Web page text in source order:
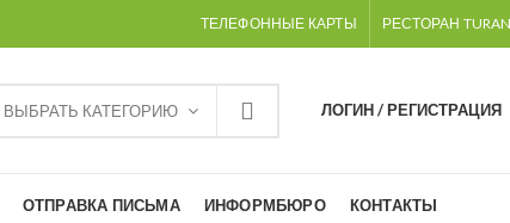
ТЕЛЕФОННЫЕ КАРТЫ РЕСТОРАН
ВЫБРАТЬ КАТЕГОРИЮ ЛОГИН / РЕГИСТРАЦИЯ
ОТПРАВКА ПИСЬМА ИНФОРМБЮРО
КОНТАКТЫ